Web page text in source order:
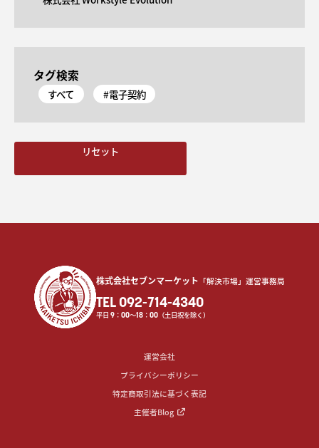
タグ検索
すべて #電子契約
リセット
株式会社セブンマーケット 「解決市場」運営事務局
TEL 092-714-4340
平日9 ：00〜18 ：00 （土日祝を除く）
運営会社
プライバシーポリシー
特定商取引法に基づく表記
主催者Blog